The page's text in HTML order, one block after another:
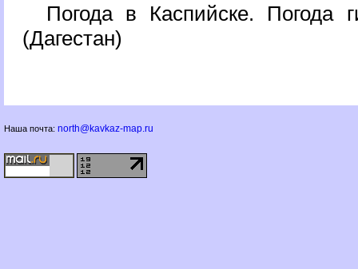
Погода в Каспийске. Погода
(Дагестан)
Наша почта: north@kavkaz-map.ru